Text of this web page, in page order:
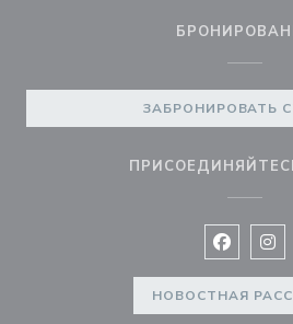
ЗАБРОНИРОВАТЬ
НОВОСТНАЯ